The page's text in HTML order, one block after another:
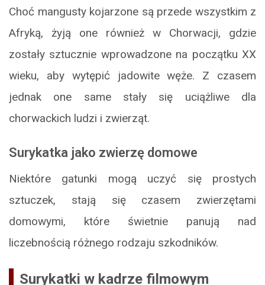
Choć mangusty kojarzone są przede wszystkim z
Afryką, żyją one również w Chorwacji, gdzie
zostały sztucznie wprowadzone na początku XX
wieku, aby wytępić jadowite węże. Z czasem
jednak one same stały się uciążliwe dla
chorwackich ludzi i zwierząt.
Surykatka jako zwierzę domowe
Niektóre gatunki mogą uczyć się prostych
sztuczek, stają się czasem zwierzętami
domowymi, które świetnie panują nad
liczebnością różnego rodzaju szkodników.
Surykatki w kadrze filmowym